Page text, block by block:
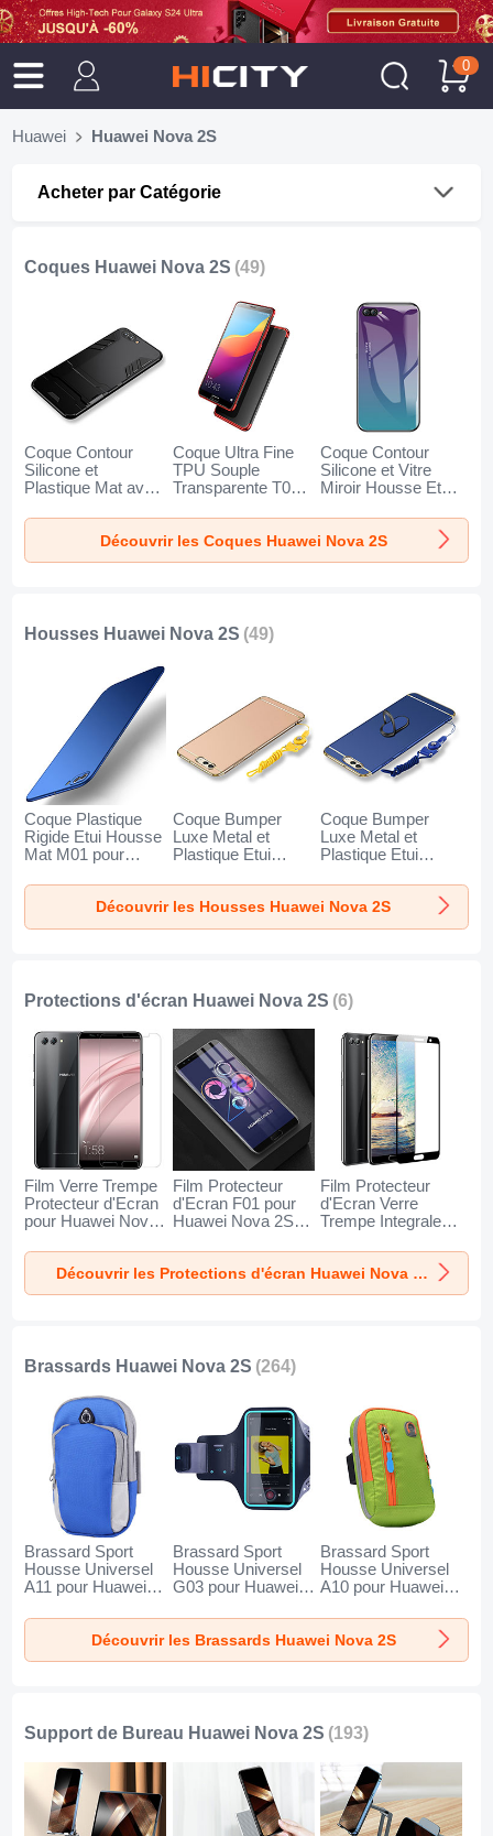
0
Huawei Huawei Nova 2S
Acheter par Catégorie
Coques Huawei Nova 2S (49)
Coque Contour
Silicone et
Plastique Mat avec
Huawei Nova 2S
Coque Ultra Fine
TPU Souple
Transparente T08
2S Rouge
Coque Contour
Silicone et Vitre
Miroir Housse Etui
Ciel pour Huawei
Nova 2S Mixte
Découvrir les Coques Huawei Nova 2S
Housses Huawei Nova 2S (49)
Coque Plastique
Rigide Etui Housse
Mat M01 pour
Bleu
Coque Bumper
Luxe Metal et
Plastique Etui
Laniere pour
Huawei Nova 2S
Or
Coque Bumper
Luxe Metal et
Plastique Etui
Support Bague
Anneau et Laniere
pour Huawei Nova
Découvrir les Housses Huawei Nova 2S
Protections d'écran Huawei Nova 2S (6)
Film Verre Trempe
Protecteur d'Ecran
pour Huawei Nova
Film Protecteur
d'Ecran F01 pour
Huawei Nova 2S
Film Protecteur
d'Ecran Verre
Trempe Integrale
2S Noir
Découvrir les Protections d'écran Huawei Nova 2S
Brassards Huawei Nova 2S (264)
Brassard Sport
Housse Universel
A11 pour Huawei
Brassard Sport
Housse Universel
G03 pour Huawei
Brassard Sport
Housse Universel
A10 pour Huawei
Découvrir les Brassards Huawei Nova 2S
Support de Bureau Huawei Nova 2S (193)